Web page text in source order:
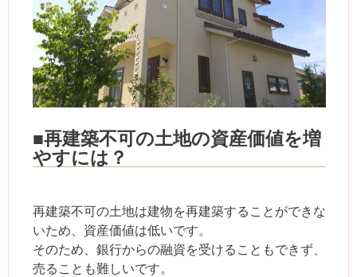
■再建築不可の土地の資産価値を増
やすには？
再建築不可の土地は建物を再建築することができな
いため、資産価値は低いです。
そのため、銀行からの融資を受けることもできず、
売ることも難しいです。